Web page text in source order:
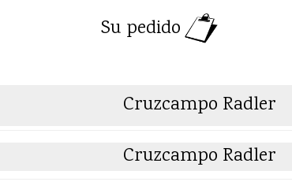
Su pedido
Cruzcampo Radler
Cruzcampo Radler